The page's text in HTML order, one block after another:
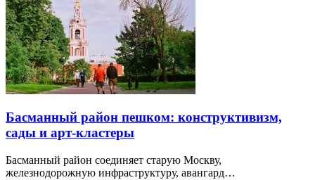
Басманный район пешком: конструктивизм,
сады и арт-кластеры
Басманный район соединяет старую Москву,
железнодорожную инфраструктуру, авангард…